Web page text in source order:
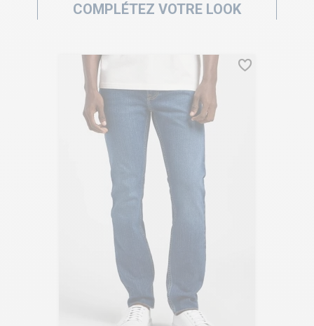
COMPLÉTEZ VOTRE LOOK